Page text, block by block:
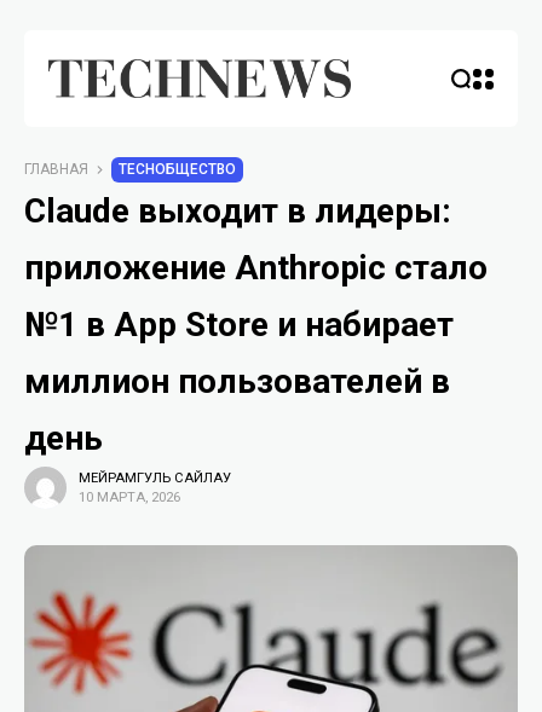
ГЛАВНАЯ TECHОБЩЕСТВО
Claude выходит в лидеры:
приложение Anthropic стало
№1 в App Store и набирает
миллион пользователей в
день
МЕЙРАМГУЛЬ САЙЛАУ
10 МАРТА, 2026